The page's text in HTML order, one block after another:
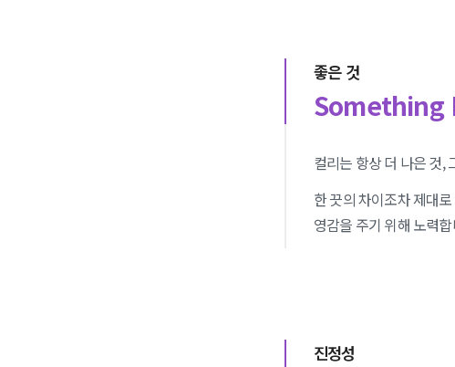
좋은 것
Something
컬리는 항상 더 나은 것,
한 끗의 차이조차 제대
영감을 주기 위해 노력
진정성